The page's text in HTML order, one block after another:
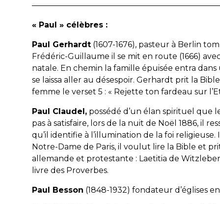
« Paul » célèbres :
Paul Gerhardt(1607-1676), pasteur à Berlin
Frédéric-Guillaume il se mit en route (1666)
natale. En chemin la famille épuisée entra
se laissa aller au désespoir. Gerhardt prit la
femme le verset 5 : « Rejette ton fardeau sur
Paul Claudel,possédé d’un élan spirituel que
pas à satisfaire, lors de la nuit de Noël 1886, il
qu’il identifie à l’illumination de la foi
Notre-Dame de Paris, il voulut lire la Bible et
allemande et protestante : Laetitia de
livre des Proverbes.
Paul Besson (1848-1932) fondateur d’églises